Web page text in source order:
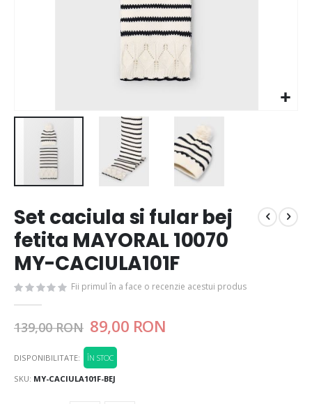
Set caciula si fular bej
fetita MAYORAL 10070
MY-CACIULA101F
Fii primul în a face o recenzie acestui produs
139,00 RON 89,00 RON
DISPONIBILITATE:
ÎN STOC
SKU MY-CACIULA101F-BEJ